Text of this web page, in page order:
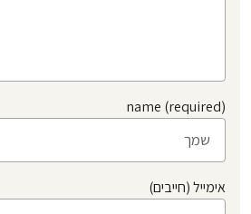
name (required)
אימייל (חייבים)